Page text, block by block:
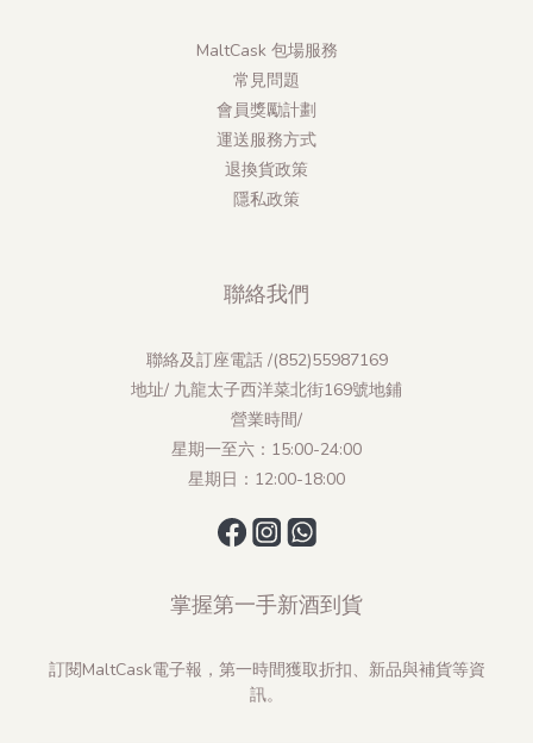
MaltCask 包場服務
常見問題
會員獎勵計劃
運送服務方式
退換貨政策
隱私政策
聯絡我們
聯絡及訂座電話 /(852)55987169
地址/ 九龍太子西洋菜北街169號地鋪
營業時間/
星期一至六：15:00-24:00
星期日：12:00-18:00
掌握第一手新酒到貨
訂閱MaltCask電子報，第一時間獲取折扣、新品與補貨等資
訊。